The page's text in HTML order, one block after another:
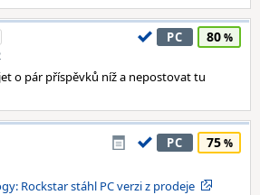
PC 80
o pár příspěvků níž a nepostovat tu
PC 75
Rockstar stáhl PC verzi z prodeje